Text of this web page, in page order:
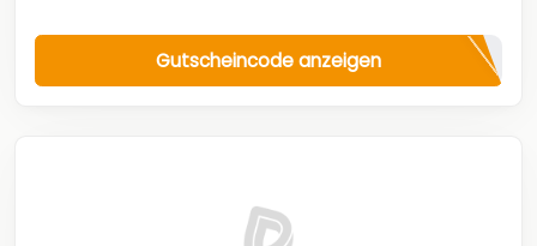
Gutscheincode anzeigen